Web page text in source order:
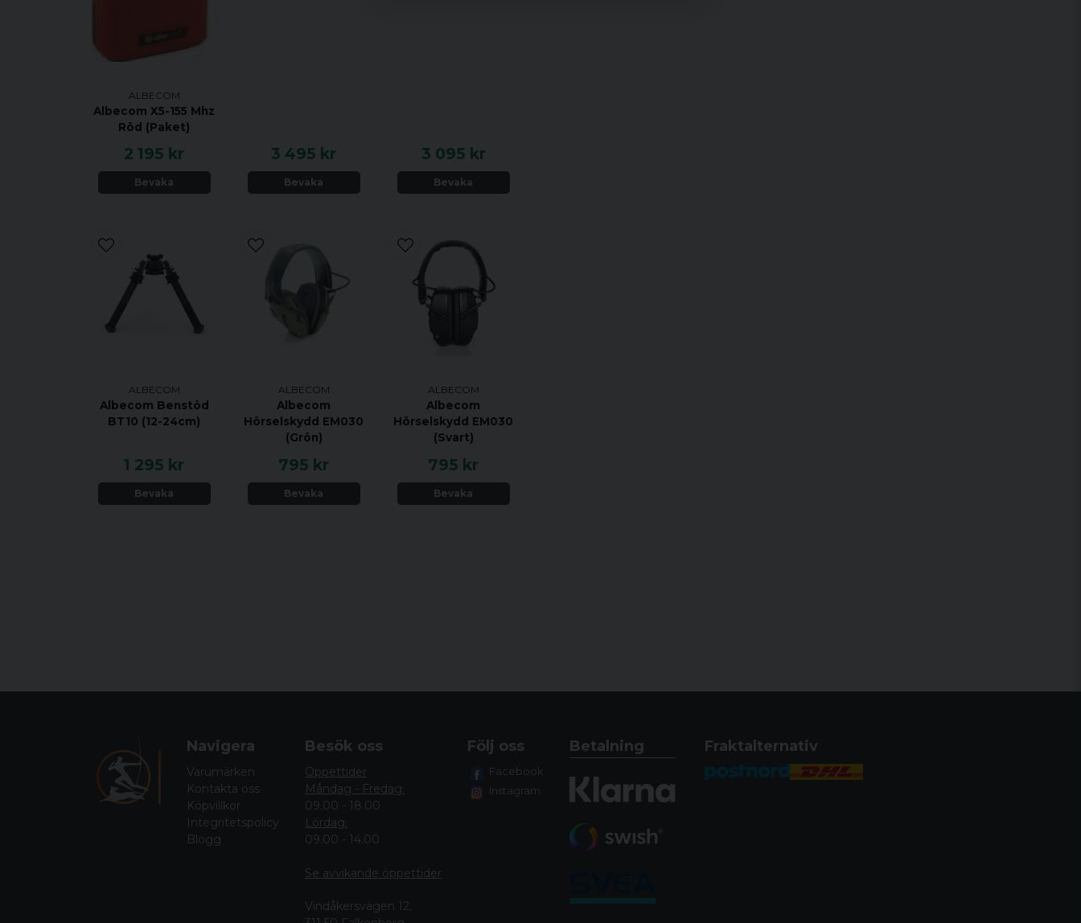
ALBECOM
Albecom X5-155 Mhz
Röd (Paket)
2 195 kr
Bevaka
3 495 kr
Bevaka
3 095 kr
Bevaka
ALBECOM
Albecom Benstöd
BT10 (12-24cm)
1 295 kr
Bevaka
ALBECOM
Albecom
Hörselskydd EM030
(Grön)
795 kr
Bevaka
ALBECOM
Albecom
Hörselskydd EM030
(Svart)
795 kr
Bevaka
Navigera
Varumärken
Kontakta oss
Köpvillkor
Integritetspolicy
Blogg
Besök oss
Öppettider
Måndag - Fredag:
09.00 - 18.00
Lördag:
09.00 - 14.00
Se avvikande öppettider
Vindåkersvägen 12,
Följ oss
Facebook
Instagram
Betalning Fraktalternativ